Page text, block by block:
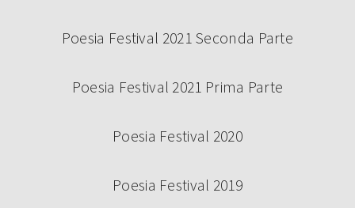
Poesia Festival 2021 Seconda Parte
Poesia Festival 2021 Prima Parte
Poesia Festival 2020
Poesia Festival 2019